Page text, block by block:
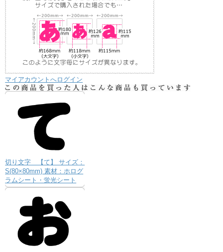
マイアカウントへログイン
切り文字 【て】 サイズ：
S(80×80mm) 素材：ホログ
ラムシート・蛍光シート